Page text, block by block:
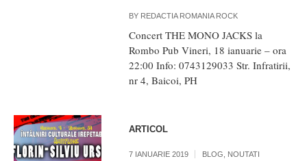
BY REDACTIA ROMANIA ROCK
Concert THE MONO JACKS la
Rombo Pub Vineri, 18 ianuarie – ora
22:00 Info: 0743129033 Str. Infratirii,
nr 4, Baicoi, PH
ARTICOL
7 IANUARIE 2019 BLOG NOUTATI